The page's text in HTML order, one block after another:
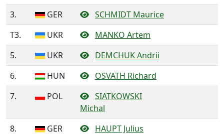
3.
GER
SCHMIDT Maurice
T3.
UKR
MANKO Artem
5.
UKR
DEMCHUK Andrii
6.
HUN
OSVATH Richard
7.
POL
SIATKOWSKI
Michal
8.
GER
HAUPT Julius